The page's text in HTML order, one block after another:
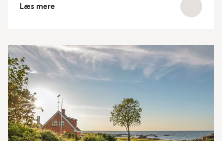
Læs mere